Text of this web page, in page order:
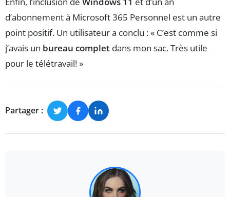
d’abonnement à Microsoft 365 Personnel est un autre
point positif. Un utilisateur a conclu : « C’est comme si
j’avais un bureau complet dans mon sac. Très utile
pour le télétravail! »
Partager :